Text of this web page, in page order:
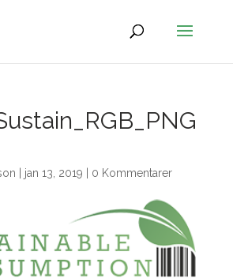
jan 13, 2019 0 Kommentarer